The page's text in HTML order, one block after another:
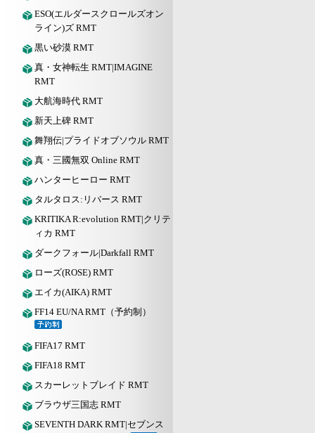
ESO(エルダースクロールズオン
ライン)ズ RMT
黒い砂漠 RMT
真・女神転生 RMT|IMAGINE
RMT
大航海時代 RMT
新天上碑 RMT
舞翔伝|プライドオブソウル RMT
真・三國無双 Online RMT
ハンターヒーロー RMT
タルタロス:リバース RMT
KRITIKA R:evolution RMT|クリテ
ィカ RMT
ダークフォール|Darkfall RMT
ローズ(ROSE) RMT
エイカ(AIKA) RMT
FF14 EU/NA RMT（予約制）
FIFA17 RMT
FIFA18 RMT
スカーレットブレイド RMT
ブラウザ三国志 RMT
SEVENTH DARK RMT|セブンス